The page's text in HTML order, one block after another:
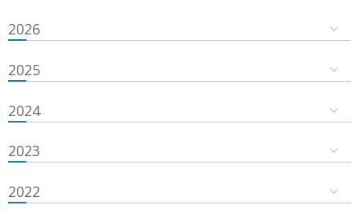
2026
2025
2024
2023
2022